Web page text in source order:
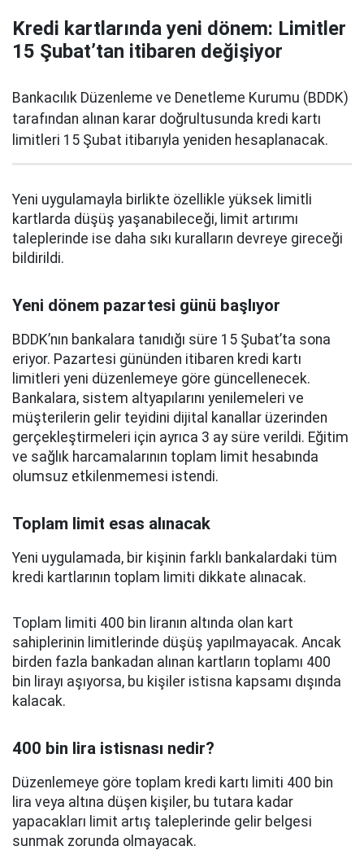
Kredi kartlarında yeni dönem: Limitler
15 Şubat’tan itibaren değişiyor
Bankacılık Düzenleme ve Denetleme Kurumu (BDDK)
tarafından alınan karar doğrultusunda kredi kartı
limitleri 15 Şubat itibarıyla yeniden hesaplanacak.
Yeni uygulamayla birlikte özellikle yüksek limitli
kartlarda düşüş yaşanabileceği, limit artırımı
taleplerinde ise daha sıkı kuralların devreye gireceği
bildirildi.
Yeni dönem pazartesi günü başlıyor
BDDK’nın bankalara tanıdığı süre 15 Şubat’ta sona
eriyor. Pazartesi gününden itibaren kredi kartı
limitleri yeni düzenlemeye göre güncellenecek.
Bankalara, sistem altyapılarını yenilemeleri ve
müşterilerin gelir teyidini dijital kanallar üzerinden
gerçekleştirmeleri için ayrıca 3 ay süre verildi. Eğitim
ve sağlık harcamalarının toplam limit hesabında
olumsuz etkilenmemesi istendi.
Toplam limit esas alınacak
Yeni uygulamada, bir kişinin farklı bankalardaki tüm
kredi kartlarının toplam limiti dikkate alınacak.
Toplam limiti 400 bin liranın altında olan kart
sahiplerinin limitlerinde düşüş yapılmayacak. Ancak
birden fazla bankadan alınan kartların toplamı 400
bin lirayı aşıyorsa, bu kişiler istisna kapsamı dışında
kalacak.
400 bin lira istisnası nedir?
Düzenlemeye göre toplam kredi kartı limiti 400 bin
lira veya altına düşen kişiler, bu tutara kadar
yapacakları limit artış taleplerinde gelir belgesi
sunmak zorunda olmayacak.